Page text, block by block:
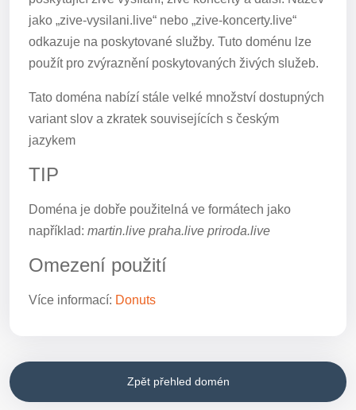
jako „zive-vysilani.live“ nebo „zive-koncerty.live“
odkazuje na poskytované služby. Tuto doménu lze
použít pro zvýraznění poskytovaných živých služeb.
Tato doména nabízí stále velké množství dostupných
variant slov a zkratek souvisejících s českým
jazykem
TIP
Doména je dobře použitelná ve formátech jako
například: martin.live praha.live priroda.live
Omezení použití
Více informací: Donuts
Zpět přehled domén